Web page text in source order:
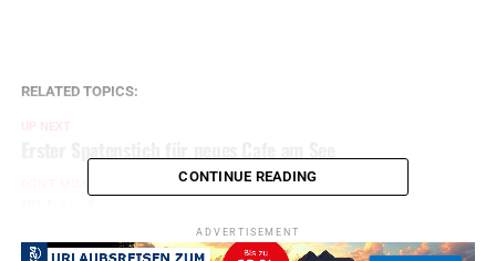
RELATED TOPICS:
UP NEXT
CONTINUE READING
ADVERTISEMENT